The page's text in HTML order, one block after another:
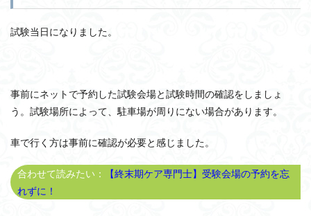
試験当日になりました。
事前にネットで予約した試験会場と試験時間の確認をしましょ
う。試験場所によって、駐車場が周りにない場合があります。
車で行く方は事前に確認が必要と感じました。
合わせて読みたい：
【終末期ケア専門士】受験会場の予約を忘
れずに！